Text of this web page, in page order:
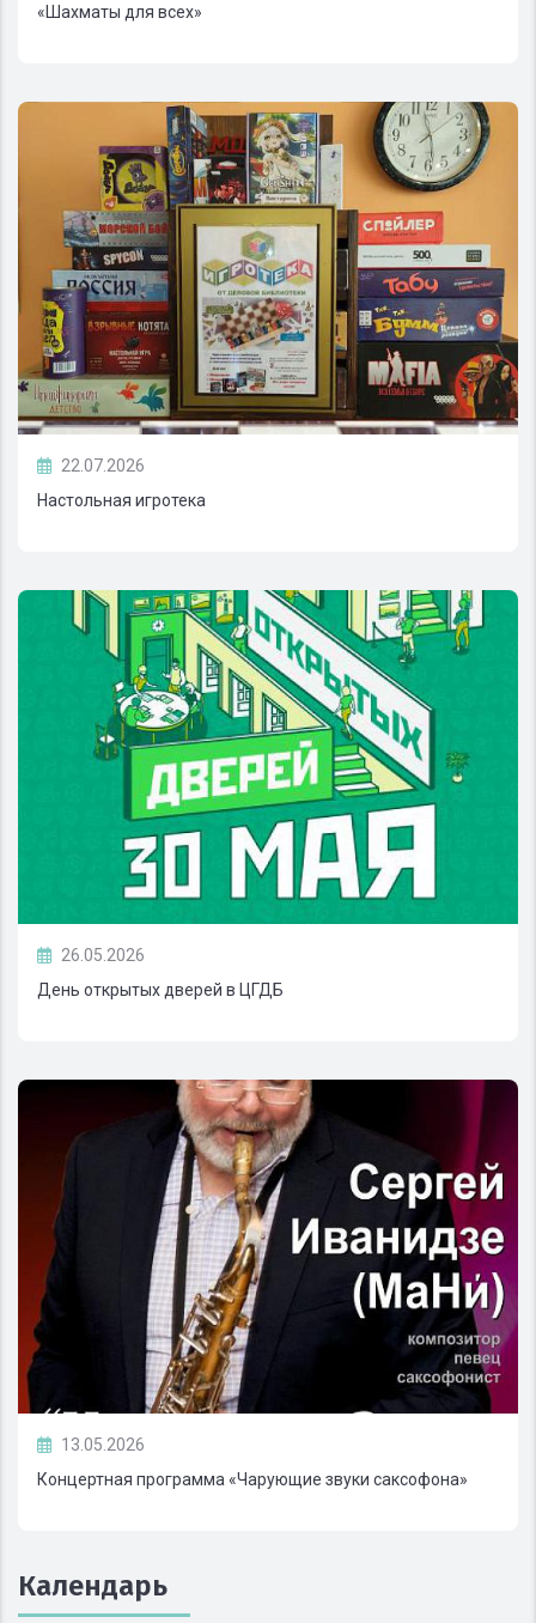
«Шахматы для всех»
22.07.2026
Настольная игротека
26.05.2026
День открытых дверей в ЦГДБ
13.05.2026
Концертная программа «Чарующие звуки саксофона»
Календарь